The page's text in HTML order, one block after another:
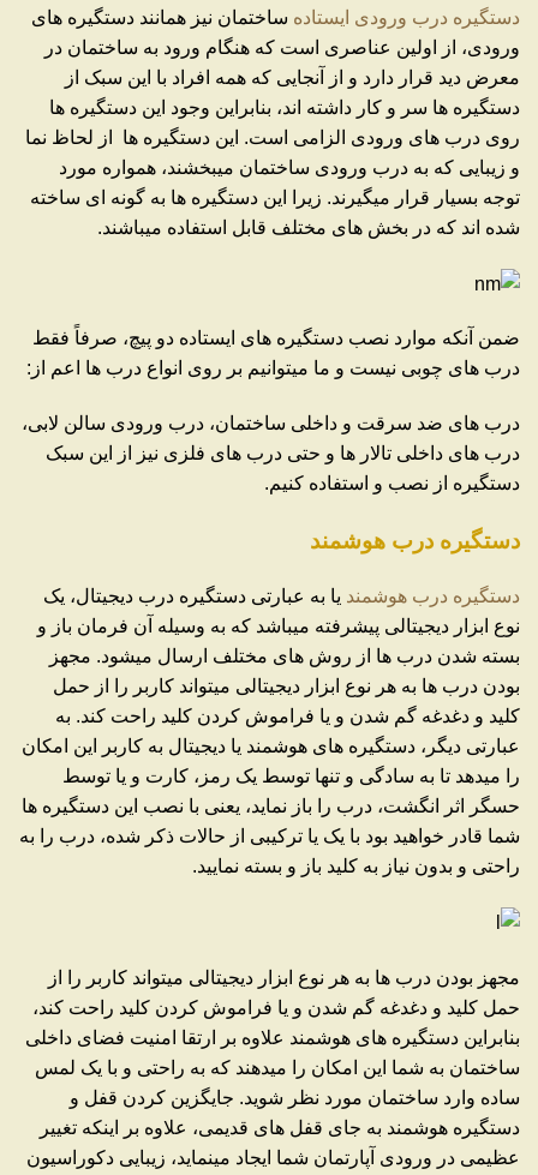
دستگیره درب ورودی ایستاده ساختمان نیز همانند دستگیره های
ورودی، از اولین عناصری است که هنگام ورود به ساختمان در
معرض دید قرار دارد و از آنجایی که همه افراد با این سبک از
دستگیره ها سر و کار داشته اند، بنابراین وجود این دستگیره ها
روی درب های ورودی الزامی است. این دستگیره ها از لحاظ نما
و زیبایی که به درب ورودی ساختمان میبخشند، همواره مورد
توجه بسیار قرار میگیرند. زیرا این دستگیره ها به گونه ای ساخته
شده اند که در بخش های مختلف قابل استفاده میباشند.
ضمن آنکه موارد نصب دستگیره های ایستاده دو پیچ، صرفاً فقط
درب های چوبی نیست و ما میتوانیم بر روی انواع درب ها اعم از:
درب های ضد سرقت و داخلی ساختمان، درب ورودی سالن لابی،
درب های داخلی تالار ها و حتی درب های فلزی نیز از این سبک
دستگیره از نصب و استفاده کنیم.
دستگیره درب هوشمند
دستگیره درب هوشمند یا به عبارتی دستگیره درب دیجیتال، یک
نوع ابزار دیجیتالی پیشرفته میباشد که به وسیله آن فرمان باز و
بسته شدن درب ها از روش های مختلف ارسال میشود. مجهز
بودن درب ها به هر نوع ابزار دیجیتالی میتواند کاربر را از حمل
کلید و دغدغه گم شدن و یا فراموش کردن کلید راحت کند. به
عبارتی دیگر، دستگیره های هوشمند یا دیجیتال به کاربر این امکان
را میدهد تا به سادگی و تنها توسط یک رمز، کارت و یا توسط
حسگر اثر انگشت، درب را باز نماید، یعنی با نصب این دستگیره ها
شما قادر خواهید بود با یک یا ترکیبی از حالات ذکر شده، درب را به
راحتی و بدون نیاز به کلید باز و بسته نمایید.
مجهز بودن درب ها به هر نوع ابزار دیجیتالی میتواند کاربر را از
حمل کلید و دغدغه گم شدن و یا فراموش کردن کلید راحت کند،
بنابراین دستگیره های هوشمند علاوه بر ارتقا امنیت فضای داخلی
ساختمان به شما این امکان را میدهند که به راحتی و با یک لمس
ساده وارد ساختمان مورد نظر شوید. جایگزین کردن قفل و
دستگیره هوشمند به جای قفل های قدیمی، علاوه بر اینکه تغییر
عظیمی در ورودی آپارتمان شما ایجاد مینماید، زیبایی دکوراسیون